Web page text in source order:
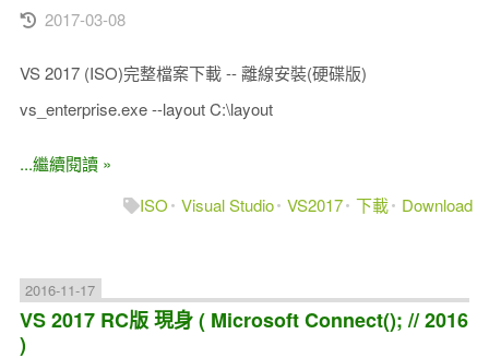
2017-03-08
VS 2017 (ISO)完整檔案下載 -- 離線安裝(硬碟版)
vs_enterprise.exe --layout C:\layout
...繼續閱讀 »
ISO
Visual Studio VS2017 下載 Download
2016-11-17
VS 2017 RC版 現身 ( Microsoft Connect(); // 2016
)